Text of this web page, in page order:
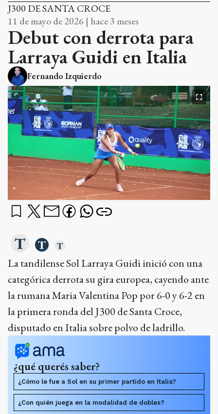
J300 DE SANTA CROCE
11 de mayo de 2026 | hace 3 meses
Debut con derrota para
Larraya Guidi en Italia
Fernando Izquierdo
La tandilense Sol Larraya Guidi inició con una
categórica derrota su gira europea, cayendo ante
la rumana Maria Valentina Pop por 6-0 y 6-2 en
la primera ronda del J300 de Santa Croce,
disputado en Italia sobre polvo de ladrillo.
¿qué querés saber?
¿Cómo le fue a Sol en su primer partido en Italia?
¿Con quién juega en la modalidad de dobles?